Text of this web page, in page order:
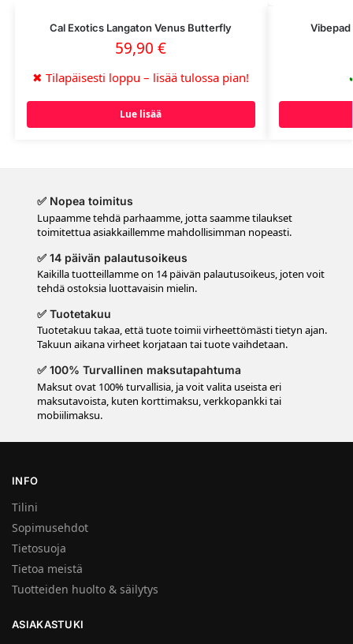
Cal Exotics Langaton Venus Butterfly
59,90€
✖ Tilapäisesti loppu – lisää tulossa pian!
Lue lisää
✅ Nopea toimitus
Lupaamme tehdä parhaamme, jotta saamme tilaukset
toimitettua asiakkaillemme mahdollisimman nopeasti.
✅ 14 päivän palautusoikeus
Kaikilla tuotteillamme on 14 päivän palautusoikeus, joten voit
tehdä ostoksia luottavaisin mielin.
✅ Tuotetakuu
Tuotetakuu takaa, että tuote toimii virheettömästi tietyn ajan.
Takuun aikana virheet korjataan tai tuote vaihdetaan.
✅ 100% Turvallinen maksutapahtuma
Maksut ovat 100% turvallisia, ja voit valita useista eri
maksutavoista, kuten korttimaksu, verkkopankki tai
mobiilimaksu.
INFO
Tilini
Sopimusehdot
Tietosuoja
Tietoa meistä
Tuotteiden huolto & säilytys
ASIAKASTUKI